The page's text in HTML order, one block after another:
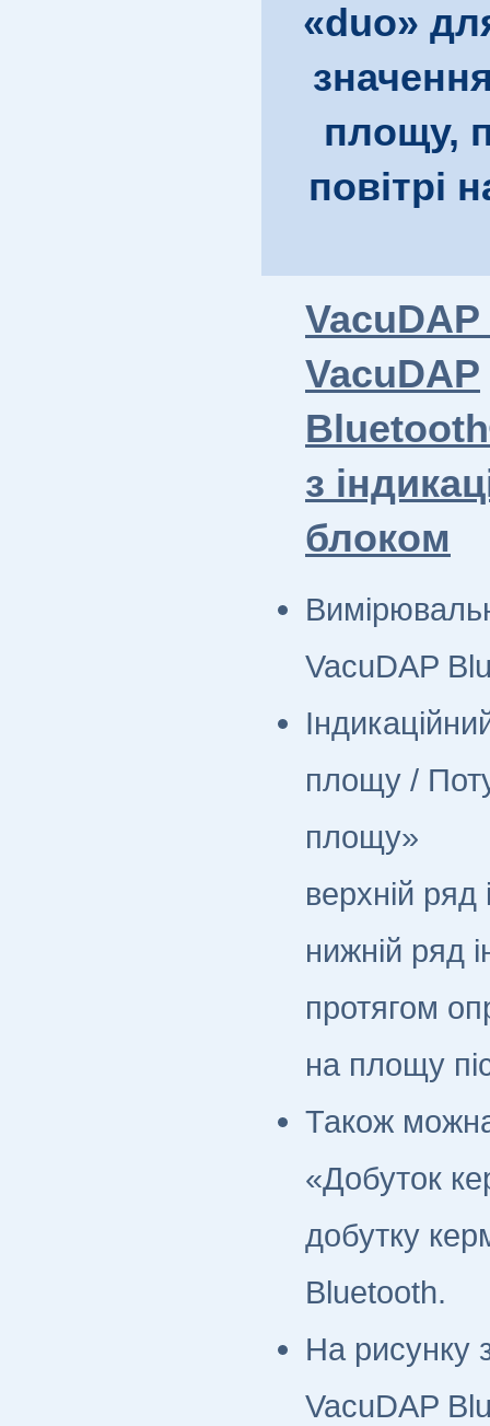
«duo»
площу,
повітрі
VacuDAP
VacuDAP
з
блоком
VacuDAP
площу /
площу»
верхній
нижній ряд
протягом
на площу
Також
«Добуток
добутку
Bluetooth.
На рисунку
VacuDAP